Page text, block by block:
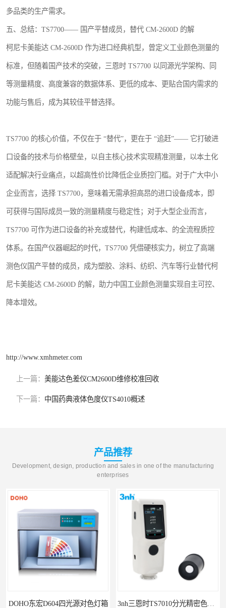
多品类的生产需求。
五、总结：TS7700—— 国产平替成员，替代 CM-2600D 的解
柯尼卡美能达 CM-2600D 作为进口经典机型，曾定义工业颜色测量的
标准，但随着国产技术的突破，三恩时 TS7700 以同源光学架构、同
等测量精度、高度兼容的数据体系、更低的成本、更贴合国内需求的
功能与售后，成为其较佳平替选择。
TS7700 的核心价值，不仅在于 “替代”，更在于 “追赶”—— 它打破进
口设备的技术与价格壁垒，以自主核心技术实现精准测量，以本土化
适配解决行业痛点，以超高性价比降低企业质控门槛。对于广大中小
企业而言，选择 TS7700，意味着无需承担高昂的进口设备成本，即
可获得与国际成员一致的测量精度与稳定性；对于大型企业而言，
TS7700 可作为进口设备的补充或替代，构建低成本、的全流程质控
体系。在国产仪器崛起的时代，TS7700 凭借硬核实力，树立了高端
测色仪国产平替的成员，成为塑胶、涂料、纺织、汽车等行业替代柯
尼卡美能达 CM-2600D 的解，助力中国工业颜色测量实现自主可控、
降本增效。
http://www.xmhmeter.com
上一篇： 美能达色差仪CM2600D维修校准回收
下一篇： 中国药典液体色度仪TS4010概述
产品推荐
Development, design, production and sales in one of the manufacturing
enterprises
3nh三恩时TS7010分光精密色差仪 3nh三恩时基础版色差宝CR1